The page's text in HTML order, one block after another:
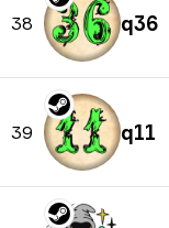
38 q36
39 q11